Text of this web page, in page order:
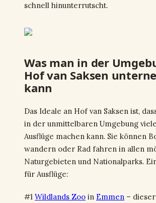
schnell hinunterrutscht.
Was man in der
Hof van Saksen
kann
Das Ideale an Hof van Saksen ist,
in der unmittelbaren Umgebung
Ausflüge machen kann. Sie können
wandern oder Rad fahren in allen
Naturgebieten und Nationalparks.
für Ausflüge:
#1 Wildlands Zoo in Emmen –